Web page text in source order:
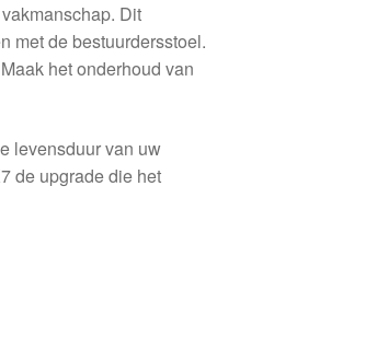
Dit
met de bestuurdersstoel.
het onderhoud van
levensduur van uw
de upgrade die het